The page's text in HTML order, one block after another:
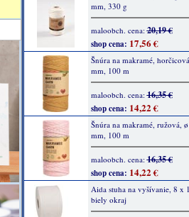
mm, 330 g
maloobch. cena:20,19 €
shop cena: 17,56 €
Šnúra na makramé,
mm, 100 m
maloobch. cena:16,35 €
shop cena: 14,22 €
Šnúra na makramé, ružová,
mm, 100 m
maloobch. cena:16,35 €
shop cena: 14,22 €
Aida stuha na vyšívanie, 8 x
biely okraj